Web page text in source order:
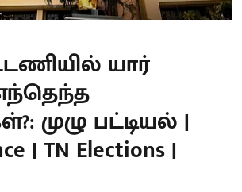
யார்
முழு பட்டியல் |
| TN Elections |